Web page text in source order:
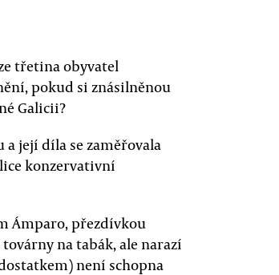
třetina obyvatel
pokud si znásilněnou
Galicii?
a její díla se zaměřovala
konzervativní
Ámparo, přezdívkou
na tabák, ale narazí
není schopna